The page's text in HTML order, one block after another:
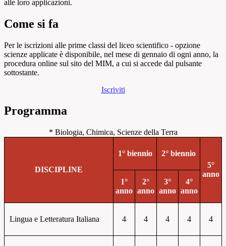
alle loro applicazioni.
Come si fa
Per le iscrizioni alle prime classi del liceo scientifico - opzione
scienze applicate è disponibile, nel mese di gennaio di ogni anno, la
procedura online sul sito del MIM, a cui si accede dal pulsante
sottostante.
Iscriviti
Programma
* Biologia, Chimica, Scienze della Terra
DISCIPLINE
1° biennio
2° biennio
5°
anno
1°
anno
2°
anno
3°
anno
4°
anno
Lingua e Letteratura Italiana 4 4 4 4 4